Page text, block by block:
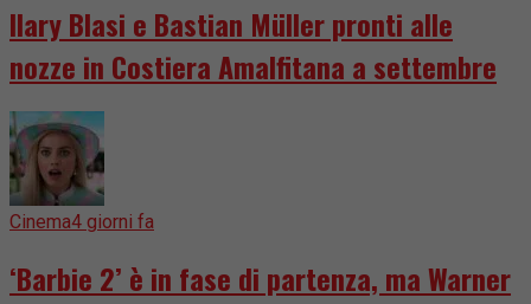
Ilary Blasi e Bastian Müller pronti alle
nozze in Costiera Amalfitana a settembre
Cinema4 giorni fa
‘Barbie 2’ è in fase di partenza, ma Warner